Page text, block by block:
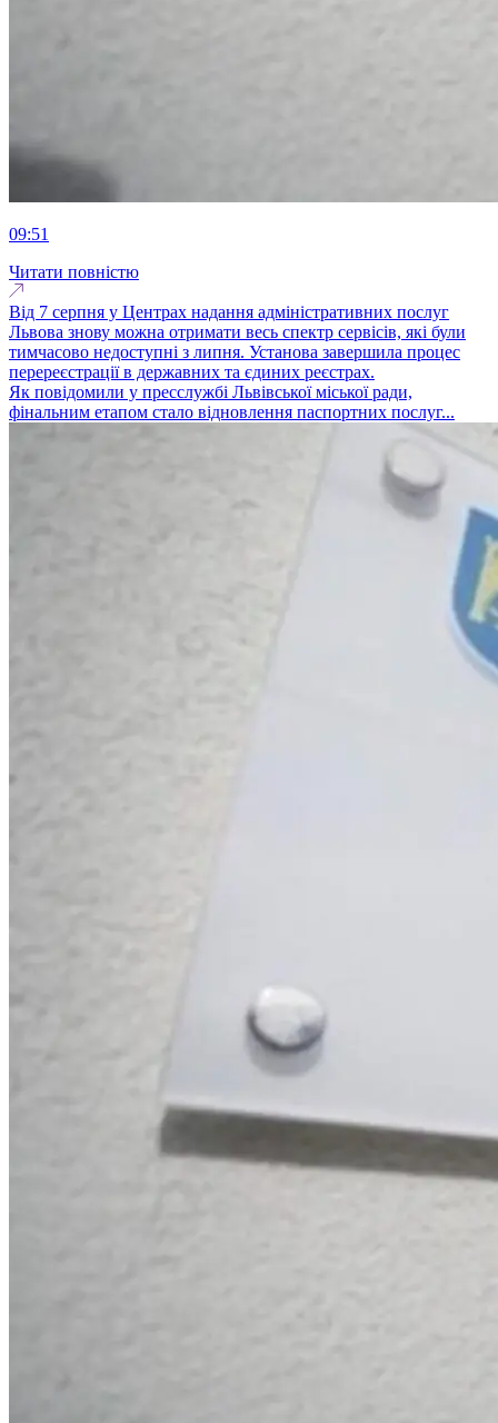
09:51
Читати повністю
Від 7 серпня у Центрах надання адміністративних послуг
Львова знову можна отримати весь спектр сервісів, які були
тимчасово недоступні з липня. Установа завершила процес
перереєстрації в державних та єдиних реєстрах.
Як повідомили у пресслужбі Львівської міської ради,
фінальним етапом стало відновлення паспортних послуг...